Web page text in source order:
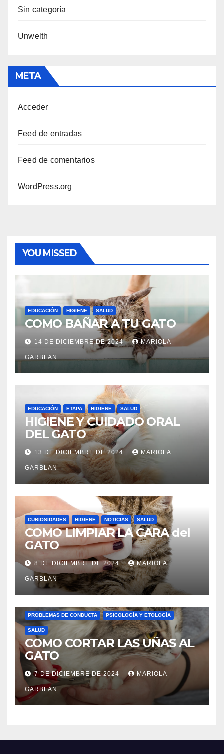
Sin categoría
Unwelth
META
Acceder
Feed de entradas
Feed de comentarios
WordPress.org
YOU MISSED
EDUCACIÓN HIGIENE SALUD
COMO BAÑAR A TU GATO
14 DE DICIEMBRE DE 2024 MARIOLA
GARBLAN
EDUCACIÓN ETAPA HIGIENE SALUD
HIGIENE Y CUIDADO ORAL
DEL GATO
13 DE DICIEMBRE DE 2024 MARIOLA
GARBLAN
CURIOSIDADES HIGIENE NOTICIAS SALUD
COMO LIMPIAR LA CARA del
GATO
8 DE DICIEMBRE DE 2024 MARIOLA
GARBLAN
PROBLEMAS DE CONDUCTA PSICOLOGÍA Y ETOLOGÍA
SALUD
COMO CORTAR LAS UÑAS AL
GATO
7 DE DICIEMBRE DE 2024 MARIOLA
GARBLAN